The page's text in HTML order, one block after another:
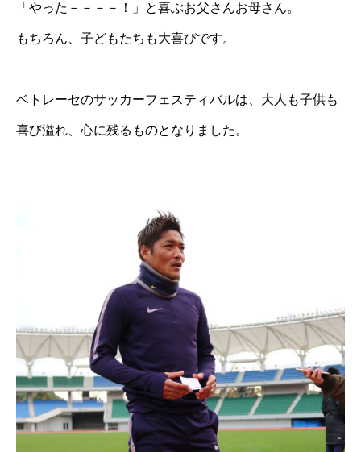
「やった－－－－！」と喜ぶお父さんお母さん。
もちろん、子どもたちも大喜びです。
ベトレーセのサッカーフェスティバルは、大人も子供も
喜び溢れ、心に残るものとなりました。